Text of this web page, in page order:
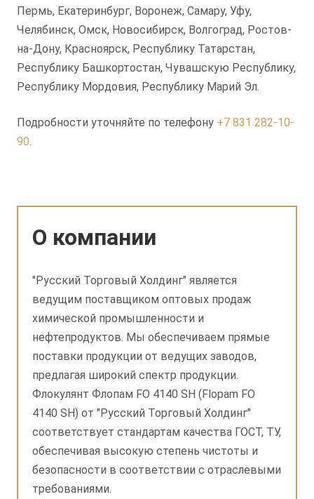
Пермь, Екатеринбург, Воронеж, Самару, Уфу,
Челябинск, Омск, Новосибирск, Волгоград, Ростов-
на-Дону, Красноярск, Республику Татарстан,
Республику Башкортостан, Чувашскую Республику,
Республику Мордовия, Республику Марий Эл.
Подробности уточняйте по телефону +7 831 282-10-
90.
О компании
"Русский Торговый Холдинг" является
ведущим поставщиком оптовых продаж
химической промышленности и
нефтепродуктов. Мы обеспечиваем прямые
поставки продукции от ведущих заводов,
предлагая широкий спектр продукции.
Флокулянт Флопам FO 4140 SH (Flopam FO
4140 SH) от "Русский Торговый Холдинг"
соответствует стандартам качества ГОСТ, ТУ,
обеспечивая высокую степень чистоты и
безопасности в соответствии с отраслевыми
требованиями.